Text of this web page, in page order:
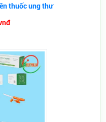
thuốc ung thư